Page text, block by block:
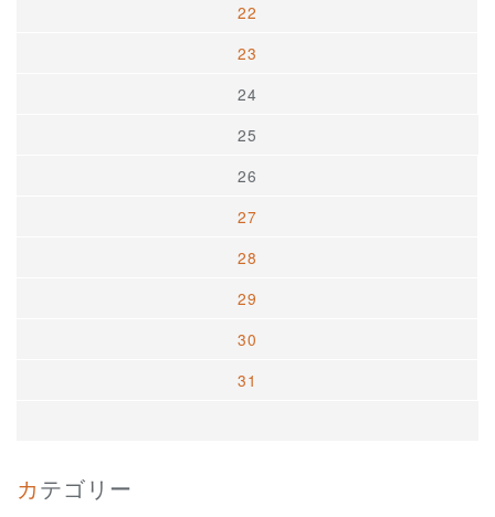
22
23
24
25
26
27
28
29
30
31
カテゴリー